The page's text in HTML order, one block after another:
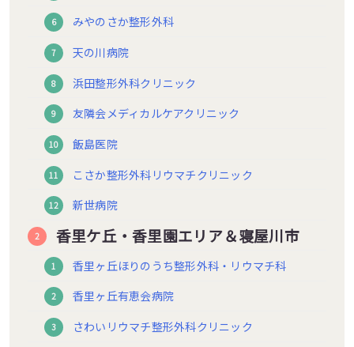
みやのさか整形外科
天の川病院
浜田整形外科クリニック
友隣会メディカルケアクリニック
飯島医院
こさか整形外科リウマチクリニック
新世病院
香里ケ丘・香里園エリア＆寝屋川市
香里ヶ丘ほりのうち整形外科・リウマチ科
香里ヶ丘有恵会病院
さわいリウマチ整形外科クリニック